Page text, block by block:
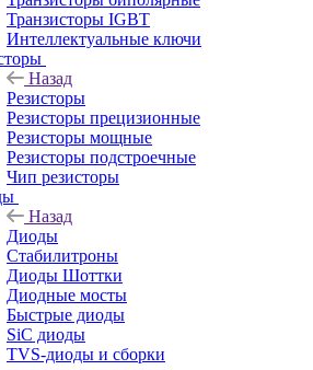
Транзисторы IGBT
Интеллектуальные ключи
Назад
Резисторы
Резисторы прецизионные
Резисторы мощные
Резисторы подстроечные
Чип резисторы
Назад
Диоды
Стабилитроны
Диоды Шоттки
Диодные мосты
Быстрые диоды
SiC диоды
TVS-диоды и сборки